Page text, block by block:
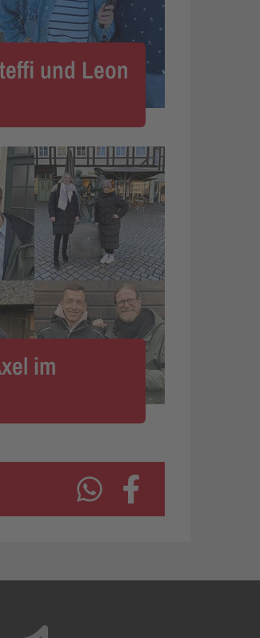
und Leon
im